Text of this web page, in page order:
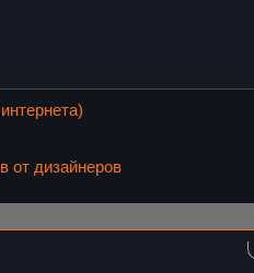
от дизайнеров